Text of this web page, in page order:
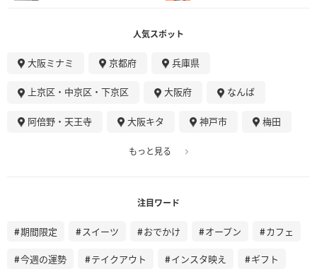
人気スポット
大阪ミナミ 京都府 兵庫県
上京区・中京区・下京区 大阪府 なんば
阿倍野・天王寺 大阪キタ 神戸市 梅田
もっと見る
注目ワード
期間限定 スイーツ おでかけ オープン カフェ
今週の運勢 テイクアウト インスタ映え ギフト